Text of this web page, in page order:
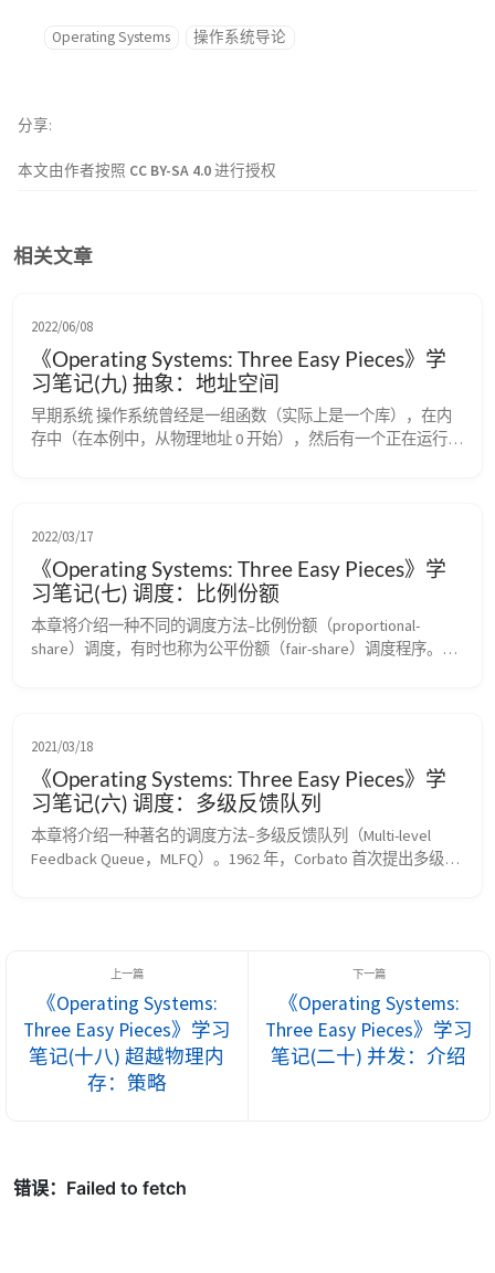
Operating Systems 操作系统导论
本文由作者按照 CC BY-SA 4.0进行授权
分享
相关文章
2022/06/08
《Operating Systems: Three Easy Pieces》学
习笔记(九) 抽象：地址空间
早期系统 操作系统曾经是一组函数（实际上是一个库），在内
存中（在本例中，从物理地址 0 开始），然后有一个正在运行的
理内存中切出来给它们的一小部分内存。假定只有一个 CPU，操
作系统选择运行其...
2022/03/17
《Operating Systems: Three Easy Pieces》学
习笔记(七) 调度：比例份额
本章将介绍一种不同的调度方法–比例份额（proportional-
share）调度，有时也称为公平份额（fair-share）调度程序。比
Waldspurger 和 Weihl 发现，名为彩票调度（lottery s...
2021/03/18
《Operating Systems: Three Easy Pieces》学
习笔记(六) 调度：多级反馈队列
本章将介绍一种著名的调度方法–多级反馈队列（Multi-level
Feedback Queue，MLFQ）。1962 年，Corbato 首次提出多级反
《Operating Systems:
Three Easy Pieces》学习
笔记(十八) 超越物理内
存：策略
《Operating Systems:
Three Easy Pieces》学习
笔记(二十) 并发：介绍